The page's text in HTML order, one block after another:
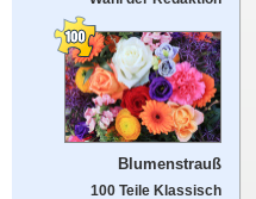
Blumenstrauß
100 Teile Klassisch